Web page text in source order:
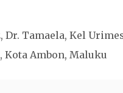
Dr. Tamaela, Kel
Kota Ambon, Maluku